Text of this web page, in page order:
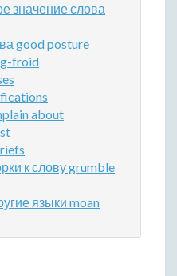
значение слова
good posture
froid
about
к слову grumble
языки moan